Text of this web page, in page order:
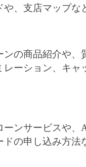
や、支店マップな
ンの商品紹介や
レーション、キ
ーンサービスや
ドの申し込み方法